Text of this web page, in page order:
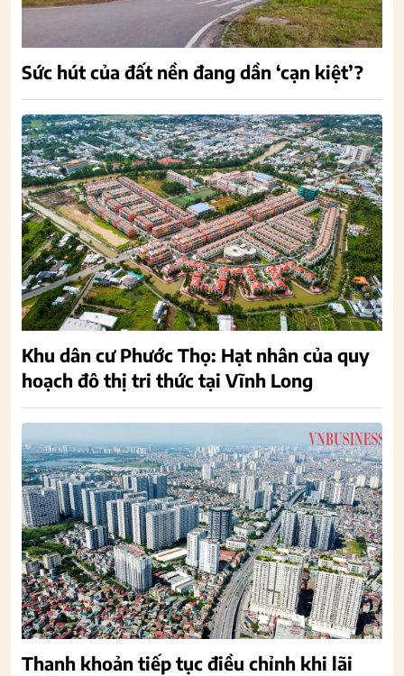
Sức hút của đất nền đang dần ‘cạn kiệt’?
Khu dân cư Phước Thọ: Hạt nhân của quy
hoạch đô thị tri thức tại Vĩnh Long
Thanh khoản tiếp tục điều chỉnh khi lãi